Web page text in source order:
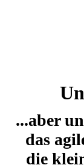
...aber
das
die